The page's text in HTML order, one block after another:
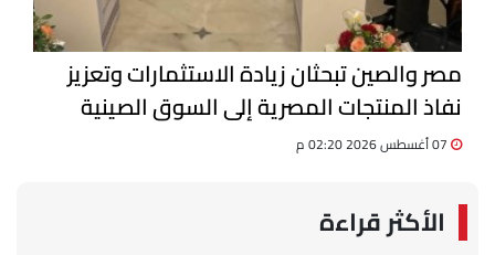
مصر والصين تبحثان زيادة الاستثمارات وتعزيز
نفاذ المنتجات المصرية إلى السوق الصينية
الأكثر قراءة